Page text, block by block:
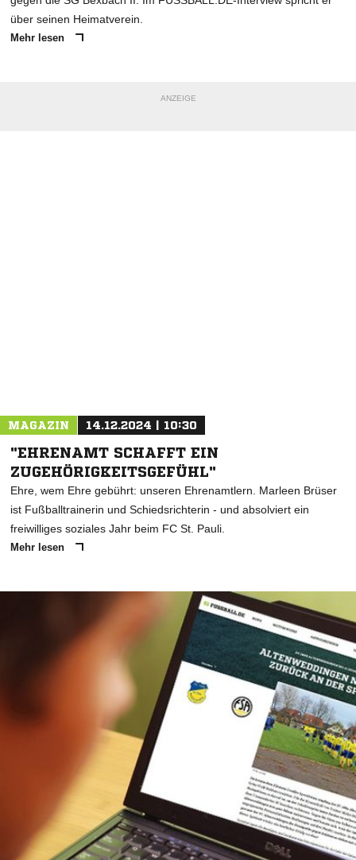
über seinen Heimatverein.
Mehr lesen
ANZEIGE
MAGAZIN 14.12.2024 | 10:30
"EHRENAMT SCHAFFT EIN
ZUGEHÖRIGKEITSGEFÜHL"
Ehre, wem Ehre gebührt: unseren Ehrenamtlern. Marleen Brüser
ist Fußballtrainerin und Schiedsrichterin - und absolviert ein
freiwilliges soziales Jahr beim FC St. Pauli.
Mehr lesen